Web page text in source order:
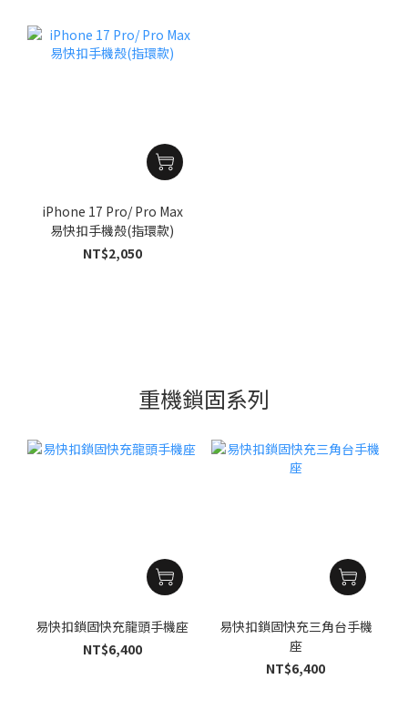
iPhone 17 Pro/ Pro Max
易快扣手機殼(指環款)
NT$2,050
重機鎖固系列
易快扣鎖固快充龍頭手機座
NT$6,400
易快扣鎖固快充三角台手機
座
NT$6,400